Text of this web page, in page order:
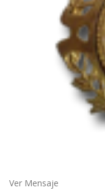
Ver Mensaje